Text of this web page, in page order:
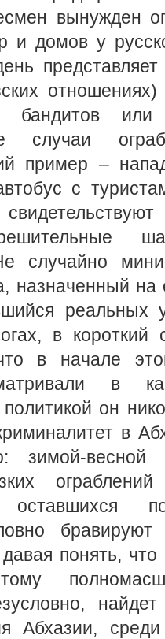
вынужден
и домов у
бандитов или
случаи
пример –
с
случайно
назначенный на
реальных
в короткий
в начале
в
политикой он
в
зимой-
оставшихся
давая понять,
Абхазии,